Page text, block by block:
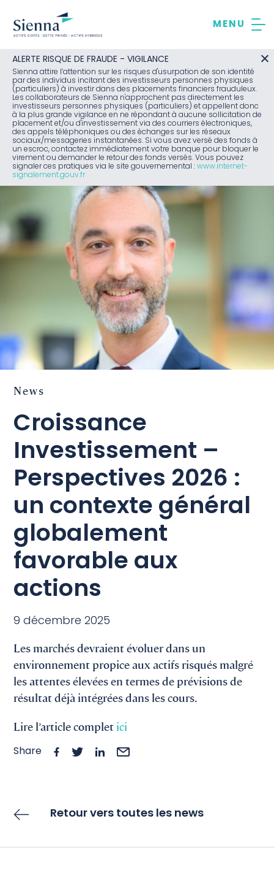
contenu
ALERTE RISQUE DE FRAUDE - VIGILANCE
Sienna attire l’attention sur les risques d'usurpation de son identité
par des individus incitant des investisseurs personnes physiques
(particuliers) à investir dans des placements financiers frauduleux.
Les collaborateurs de Sienna n'approchent pas directement les
investisseurs personnes physiques (particuliers) et appellent donc
à la plus grande vigilance en ne répondant à aucune sollicitation de
placement et/ou d'investissement via des courriers électroniques,
des appels téléphoniques ou des échanges sur les réseaux
sociaux/messageries instantanées. Si vous avez versé des fonds à
un escroc, contactez immédiatement votre banque pour bloquer le
virement ou demander le retour des fonds versés. Vous pouvez
signaler ces pratiques via le site gouvernemental : www.internet-
signalement.gouv.fr
News
Croissance
Investissement –
Perspectives 2026 :
un contexte général
globalement
favorable aux
actions
9 décembre 2025
Les marchés devraient évoluer dans un
environnement propice aux actifs risqués malgré
les attentes élevées en termes de prévisions de
résultat déjà intégrées dans les cours.
Lire l’article complet ici
Share
Retour vers toutes les news